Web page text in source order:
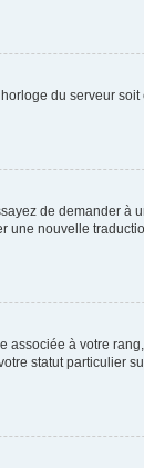
du serveur
de demander à
nouvelle
associée à votre
statut particulier